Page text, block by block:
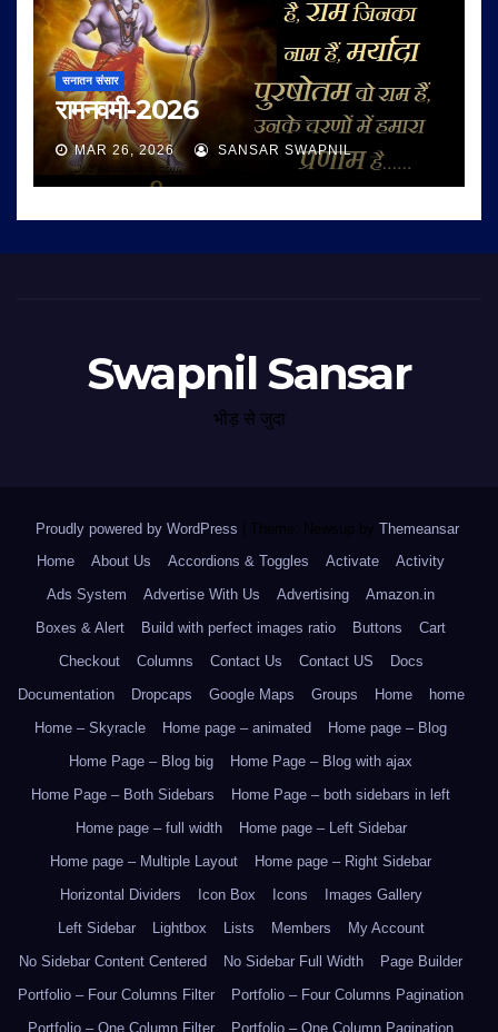
सनातन संसार
रामनवमी-2026
MAR 26, 2026 SANSAR SWAPNIL
Swapnil Sansar
भीड़ से जुदा
Proudly powered by WordPress Theme: Newsup by Themeansar.
Home
About Us Accordions & Toggles Activate
Activity
Ads System
Advertise With Us Advertising
Amazon.in
Boxes & Alert
Build with perfect images ratio Buttons
Cart
Checkout
Columns Contact Us Contact US
Docs
Documentation
Dropcaps Google Maps Groups Home
home
Home – Skyracle
Home page – animated
Home page – Blog
Home Page – Blog big
Home Page – Blog with ajax
Home Page – Both Sidebars
Home Page – both sidebars in left
Home page – full width
Home page – Left Sidebar
Home page – Multiple Layout
Home page – Right Sidebar
Horizontal Dividers
Icon Box Icons
Images Gallery
Left Sidebar
Lightbox Lists Members
My Account
No Sidebar Content Centered
No Sidebar Full Width
Page Builder
Portfolio – Four Columns Filter
Portfolio – Four Columns Pagination
Portfolio – One Column Filter
Portfolio – One Column Pagination